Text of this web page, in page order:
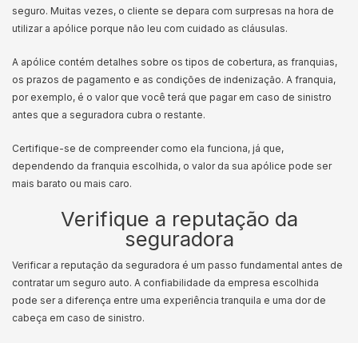
seguro. Muitas vezes, o cliente se depara com surpresas na hora de
utilizar a apólice porque não leu com cuidado as cláusulas.
A apólice contém detalhes sobre os tipos de cobertura, as franquias,
os prazos de pagamento e as condições de indenização. A franquia,
por exemplo, é o valor que você terá que pagar em caso de sinistro
antes que a seguradora cubra o restante.
Certifique-se de compreender como ela funciona, já que,
dependendo da franquia escolhida, o valor da sua apólice pode ser
mais barato ou mais caro.
Verifique a reputação da
seguradora
Verificar a reputação da seguradora é um passo fundamental antes de
contratar um seguro auto. A confiabilidade da empresa escolhida
pode ser a diferença entre uma experiência tranquila e uma dor de
cabeça em caso de sinistro.